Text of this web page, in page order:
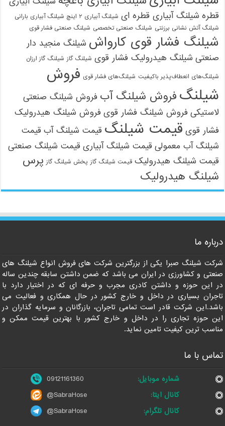
قطره شیلنگ آبیاری قطره ای شیلنگ آبیاری ۲ اینچ شیلنگ آبیاری بارانی
شیلنگ آتش نشانی برزنتی شیلنگ صنعتی تخصصی شیلنگ صنعتی فشار قوی
شیلنگ فشار قوی کارواش شیلنگ منجید دار
صنعتی شیلنگ هیدرولیک فشار قوی شیلنگ گاز شیلنگ گاز ارزان
شیلنگ‌های انعطاف‌پذیر باکیفیت شیلنگ‌های فشار قوی فروش
شیلنگ فروش شیلنگ آب فروش شیلنگ صنعتی
لاستیکی فروش شیلنگ فشار قوی فروش شیلنگ هیدرولیک
فشار قوی قیمت شیلنگ قیمت شیلنگ آب قیمت
شیلنگ آب معمولی قیمت شیلنگ آبیاری قیمت شیلنگ صنعتی
قیمت شیلنگ هیدرولیک قیمت شیلنگ گاز پخش شیلنگ گاز پرس
شیلنگ هیدرولیک
درباره ما
شرکت شیلنگ صبرا یکی از بزرگترین شرکت های فروش انواع شیلنگ های
صنعتی و کشاورزی در ایران می باشد که ضمن داشتن سابقه چندین ساله
در این حوزه و داشتن کادری مجرب و حرفه ای که در اختیار دارد با
تاجران بسیاری در داخل و خارج کشور در حال همکاری و فعالیت می
باشد.این شرکت قادر است تمامی تاجران، بازرگانان و سرمایه گذاران در
این حوزه تجاری را در داخل و خارج کشور با بهترین قیمت ممکن و
مناسب ترین کیفیت تامین نماید.
تماس با ما
شماره موبایل:
09121161360
کانال ایتا:
@SabraHose
کانال تلگرام:
@SabraHose